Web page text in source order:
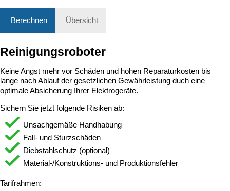
Berechnen Übersicht
Reinigungsroboter
Keine Angst mehr vor Schäden und hohen Reparaturkosten bis
lange nach Ablauf der gesetzlichen Gewährleistung duch eine
optimale Absicherung Ihrer Elektrogeräte.
Sichern Sie jetzt folgende Risiken ab:
Unsachgemäße Handhabung
Fall- und Sturzschäden
Diebstahlschutz (optional)
Material-/Konstruktions- und Produktionsfehler
Tarifrahmen: